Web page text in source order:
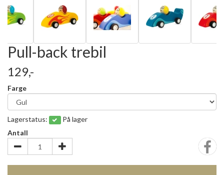
Pull-back trebil
129,-
Farge
Lagerstatus:
På lager
Antall